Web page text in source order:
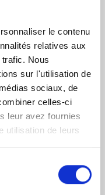
le contenu
relatives aux
Nous
sur l'utilisation de
sociaux, de
celles-ci
leur avez fournies
utilisation de leurs
de nettoyage.
éliminer les
fournit un jet à
appliquer des
ou effectuer
et pratique
travail et permet
salissure et à la
pression D3035 est
haute pression doit